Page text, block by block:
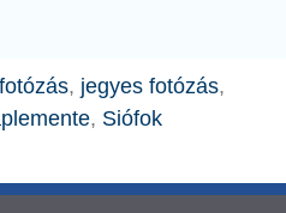
fotózás, jegyes fotózás,
, Siófok